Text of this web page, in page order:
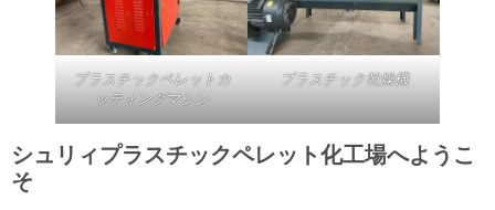
プラスチックペレットカ
ッティングマシン
プラスチック乾燥機
シュリィプラスチックペレット化工場へようこ
そ